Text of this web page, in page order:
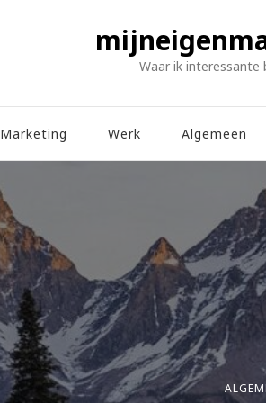
Waar ik interessante
Marketing Werk Algemeen